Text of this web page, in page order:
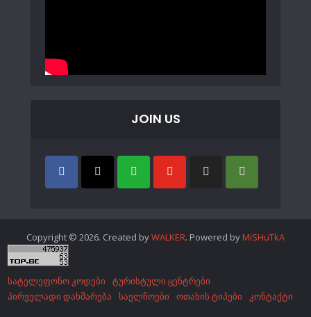
JOIN US
Copyright © 2026. Created byWALKER. Powered byMiSHuTkA
სატელეფონო კოდები
ტურისტული ცენტრები
პირველადი დახმარება
საელჩოები ოთახის ტიპები კონტაქტი